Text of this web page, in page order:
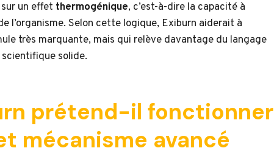
un effet thermogénique, c’est-à-dire la capacité à
l’organisme. Selon cette logique, Exiburn aiderait à
très marquante, mais qui relève davantage du langage
solide.
prétend-il fonctionner
mécanisme avancé